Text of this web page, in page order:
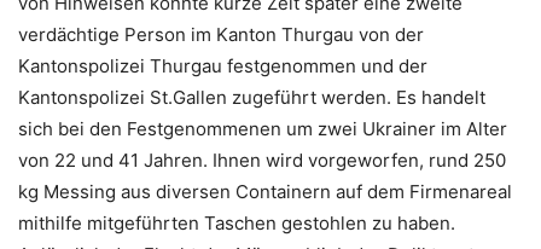
verdächtige Person im Kanton Thurgau von der
Kantonspolizei Thurgau festgenommen und der
Kantonspolizei St.Gallen zugeführt werden. Es handelt
sich bei den Festgenommenen um zwei Ukrainer im Alter
von 22 und 41 Jahren. Ihnen wird vorgeworfen, rund 250
kg Messing aus diversen Containern auf dem Firmenareal
mithilfe mitgeführten Taschen gestohlen zu haben.